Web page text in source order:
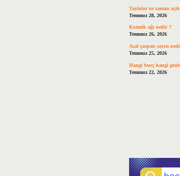
Tayinler ne zaman
Temmuz 28, 2026
Kozmik ağı nedir ?
Temmuz 26, 2026
Asal çarpan sayısı
Temmuz 25, 2026
Hangi burç hangi
Temmuz 22, 2026